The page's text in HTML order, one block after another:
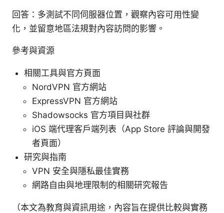
回答：多測試不同伺服器位置，觀察內容可用性變
化，並留意地區法規對內容訪問的影響。
參考與資源
相關工具與官方頁面
NordVPN 官方網站
ExpressVPN 官方網站
Shadowsocks 官方項目與社群
iOS 端代理客戶端列表（App Store 評論與開發
者頁面）
研究與指南
VPN 安全與隱私最佳實務
網路自由與地理限制的相關研究報告
（本文為教育與資訊用途，內容旨在提供比較與實務